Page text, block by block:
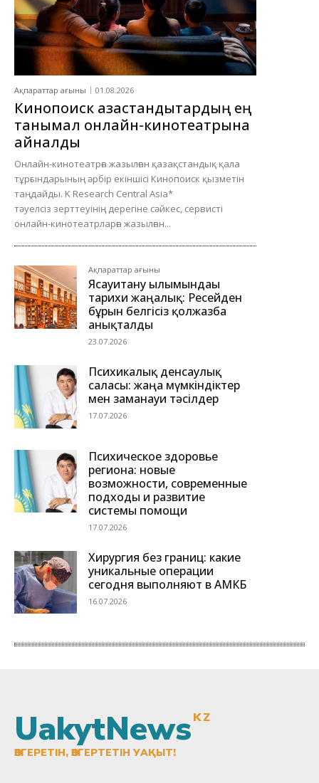
UakytNewsKZ
ӨЗГЕРЕТІН, ӨЗГЕРТЕТІН УАҚЫТ!